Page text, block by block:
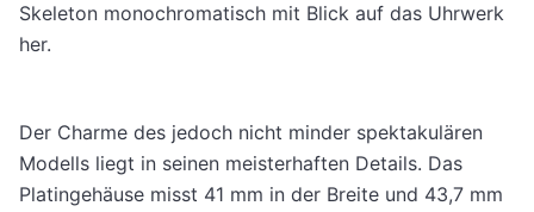
Skeleton monochromatisch mit Blick auf das Uhrwerk
her.
Der Charme des jedoch nicht minder spektakulären
Modells liegt in seinen meisterhaften Details. Das
Platingehäuse misst 41 mm in der Breite und 43,7 mm